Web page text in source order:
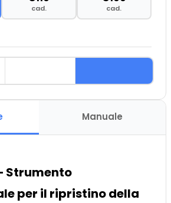
cad. cad.
Manuale
Strumento
per il ripristino della